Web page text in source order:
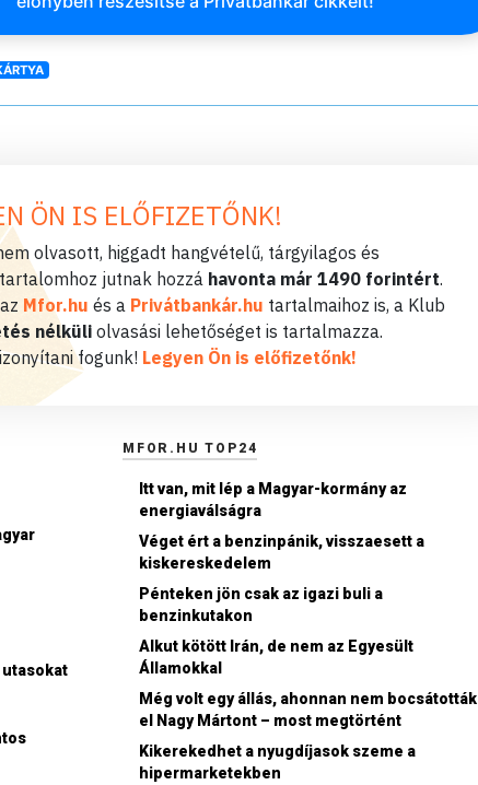
ÖN IS ELŐFIZETŐNK!
olvasott, higgadt hangvételű, tárgyilagos és
tartalomhoz jutnak hozzá havonta már 1490 forintért.
Mfor.hu és a Privátbankár.hu tartalmaihoz is, a Klub
nélküliolvasási lehetőséget is tartalmazza.
fogunk! Legyen Ön is előfizetőnk!
MFOR.HU TOP24
Itt van, mit lép a Magyar-kormány az
energiaválságra
Véget ért a benzinpánik, visszaesett a
kiskereskedelem
Pénteken jön csak az igazi buli a
benzinkutakon
Alkut kötött Irán, de nem az Egyesült
Államokkal
Még volt egy állás, ahonnan nem bocsátották
el Nagy Mártont – most megtörtént
Kikerekedhet a nyugdíjasok szeme a
hipermarketekben